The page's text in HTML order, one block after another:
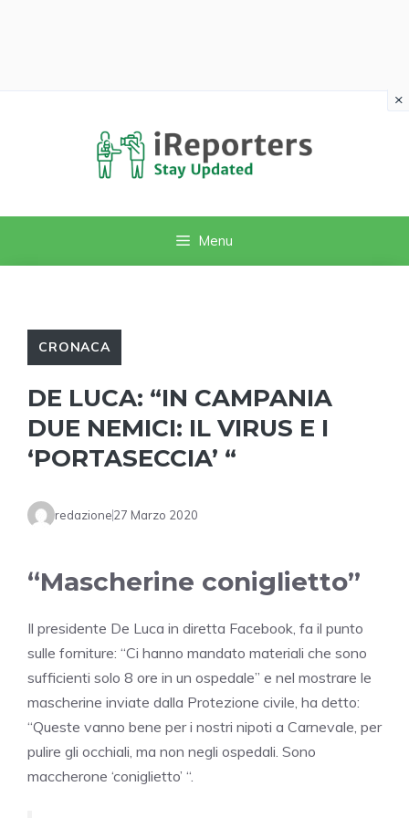
Menu
CRONACA
DE LUCA: “IN CAMPANIA
DUE NEMICI: IL VIRUS E I
‘PORTASECCIA’ “
redazione27 Marzo 2020
“Mascherine coniglietto”
Il presidente De Luca in diretta Facebook, fa il punto
sulle forniture: “Ci hanno mandato materiali che sono
sufficienti solo 8 ore in un ospedale” e nel mostrare le
mascherine inviate dalla Protezione civile, ha detto:
“Queste vanno bene per i nostri nipoti a Carnevale, per
pulire gli occhiali, ma non negli ospedali. Sono
maccherone ‘coniglietto’ “.
×